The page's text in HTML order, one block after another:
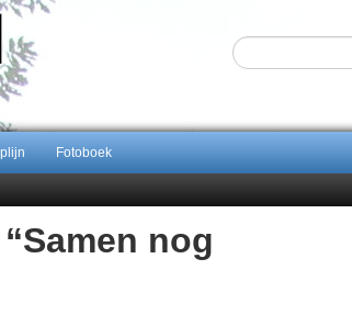
Fotoboek
Zuidlaren
nog